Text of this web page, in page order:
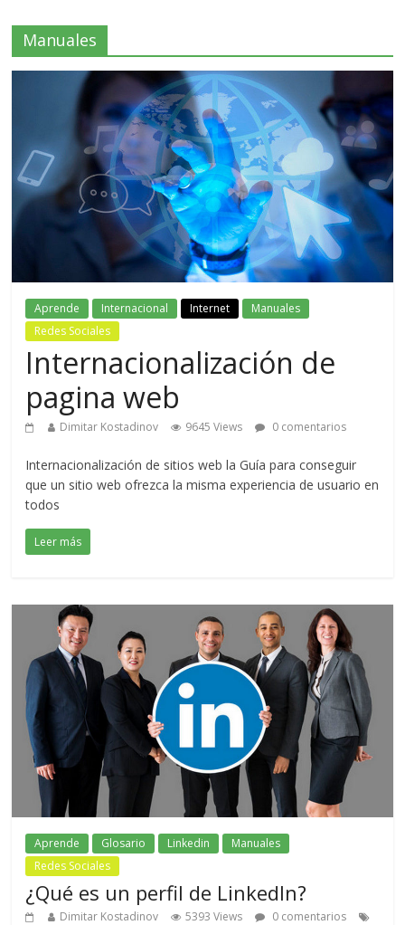
Manuales
Aprende Internacional Internet
Manuales
Redes Sociales
Internacionalización de
pagina web
Dimitar Kostadinov 9645 Views 0 comentarios
Internacionalización de sitios web la Guía para conseguir
que un sitio web ofrezca la misma experiencia de usuario en
todos
Leer más
Aprende Glosario Linkedin
Manuales
Redes Sociales
¿Qué es un perfil de LinkedIn?
Dimitar Kostadinov 5393 Views
0 comentarios